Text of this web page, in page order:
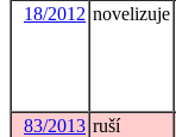
18/2012 novelizuje
83/2013 ruší